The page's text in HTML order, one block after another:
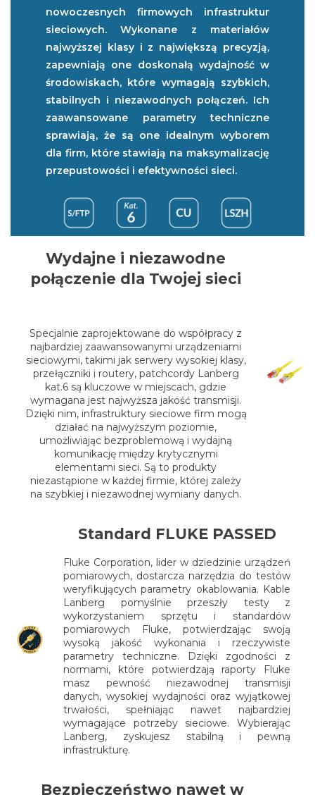
nowoczesnych firmowych infrastruktur
sieciowych. Wykonane z materiałów
najwyższej klasy i z największą precyzją,
zapewniają one doskonałą wydajność w
środowiskach, które wymagają szybkich,
stabilnych i niezawodnych połączeń. Ich
zaawansowane parametry techniczne
sprawiają, że są one idealnym wyborem
dla firm, które stawiają na maksymalizację
przepustowości i efektywności sieci.
Wydajne i niezawodne
połączenie dla Twojej sieci
Specjalnie zaprojektowane do współpracy z
najbardziej zaawansowanymi urządzeniami
sieciowymi, takimi jak serwery wysokiej klasy,
przełączniki i routery, patchcordy Lanberg
kat.6 są kluczowe w miejscach, gdzie
wymagana jest najwyższa jakość transmisji.
Dzięki nim, infrastruktury sieciowe firm mogą
działać na najwyższym poziomie,
umożliwiając bezproblemową i wydajną
komunikację między krytycznymi
elementami sieci. Są to produkty
niezastąpione w każdej firmie, której zależy
na szybkiej i niezawodnej wymiany danych.
Standard FLUKE PASSED
Fluke Corporation, lider w dziedzinie urządzeń
pomiarowych, dostarcza narzędzia do testów
weryfikujących parametry okablowania. Kable
Lanberg pomyślnie przeszły testy z
wykorzystaniem sprzętu i standardów
pomiarowych Fluke, potwierdzając swoją
wysoką jakość wykonania i rzeczywiste
parametry techniczne. Dzięki zgodności z
normami, które potwierdzają raporty Fluke
masz pewność niezawodnej transmisji
danych, wysokiej wydajności oraz wyjątkowej
trwałości, spełniając nawet najbardziej
wymagające potrzeby sieciowe. Wybierając
Lanberg, zyskujesz stabilną i pewną
infrastrukturę.
Bezpieczeństwo nawet w